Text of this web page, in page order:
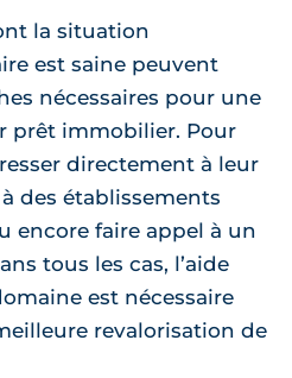
la situation
est saine peuvent
nécessaires pour une
prêt immobilier. Pour
directement à leur
des établissements
encore faire appel à un
tous les cas, l’aide
est nécessaire
revalorisation de